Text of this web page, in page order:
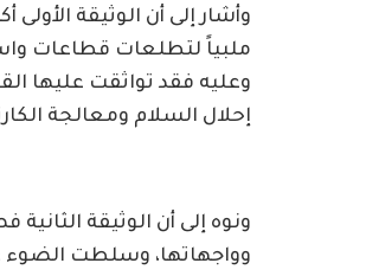
ملبياً لتطلعات قطاعات
وعليه فقد تواثقت عليها
إحلال السلام ومعالجة
ونوه إلى أن الوثيقة
وواجهاتها، وسلطت الضوء